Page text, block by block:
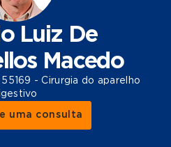
Luiz De
Macedo
- Cirurgia do aparelho
uma consulta